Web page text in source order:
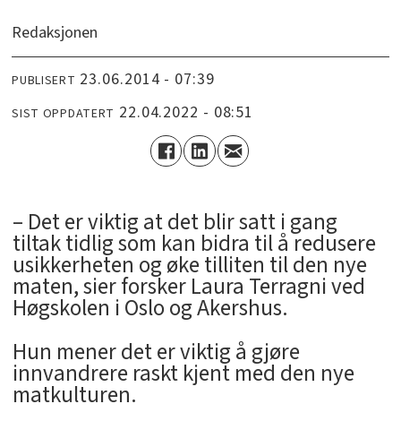
Redaksjonen
PUBLISERT 23.06.2014 - 07:39
SIST OPPDATERT 22.04.2022 - 08:51
– Det er viktig at det blir satt i gang
tiltak tidlig som kan bidra til å redusere
usikkerheten og øke tilliten til den nye
maten, sier forsker Laura Terragni ved
Høgskolen i Oslo og Akershus.
Hun mener det er viktig å gjøre
innvandrere raskt kjent med den nye
matkulturen.